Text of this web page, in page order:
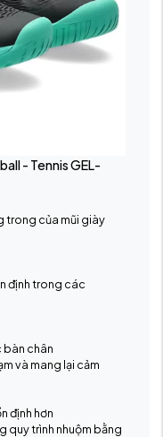
- Tennis GEL-
trong của mũi giày
định trong các
bàn chân
và mang lại cảm
định hơn
quy trình nhuộm bằng